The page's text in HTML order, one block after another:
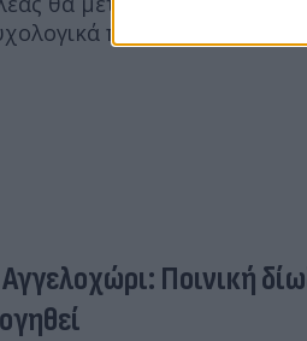
προβλήματα.
Ποινική